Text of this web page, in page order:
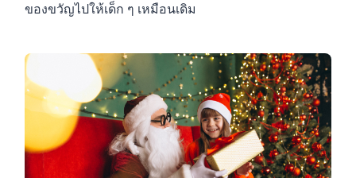
ของขวัญไปให้เด็ก ๆ เหมือนเดิม